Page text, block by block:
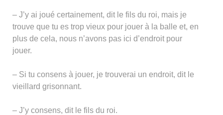
– J’y ai joué certainement, dit le fils du roi, mais je
trouve que tu es trop vieux pour jouer à la balle et, en
plus de cela, nous n’avons pas ici d’endroit pour
jouer.
– Si tu consens à jouer, je trouverai un endroit, dit le
vieillard grisonnant.
– J’y consens, dit le fils du roi.